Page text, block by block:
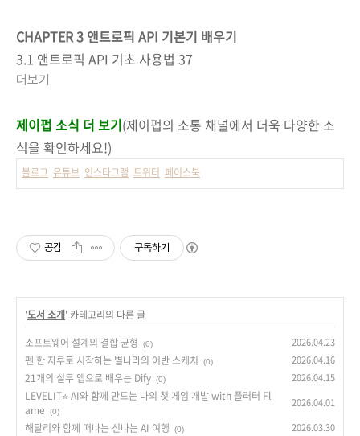
CHAPTER 3 앤트로픽 API 기본기 배우기
3.1 앤트로픽 API 기초 사용법 37
더보기
제이펍 소식 더 보기(제이펍의 소통 채널에서 더욱 다양한 소
식을 확인하세요!)
블로그 유튜브 인스타그램 트위터 페이스북
공감 구독하기
'도서 소개' 카테고리의 다른 글
소프트웨어 설계의 결합 균형
(0) 2026.04.23
펜 한 자루로 시작하는 별나라의 어반 스케치 (0) 2026.04.16
21개의 실무 앱으로 배우는 Dify (0) 2026.04.15
LEVELIT⭐ AI와 함께 만드는 나의 첫 게임 개발 with 플러터 Fl
ame
(0)
2026.04.01
해달리와 함께 떠나는 신나는 AI 여행 (0) 2026.03.30